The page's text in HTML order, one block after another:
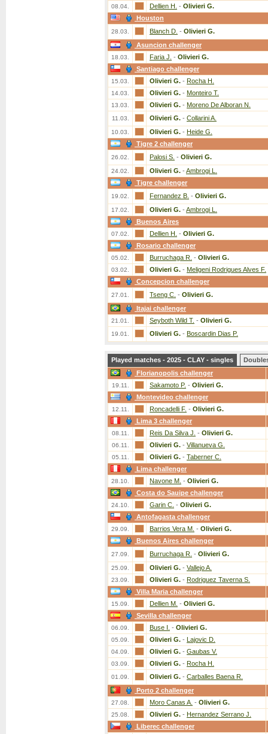
08.04. Dellien H. - Olivieri G.
Houston
28.03. Blanch D. - Olivieri G.
Asuncion challenger
18.03. Faria J. - Olivieri G.
Santiago challenger
15.03. Olivieri G. - Rocha H.
14.03. Olivieri G. - Monteiro T.
13.03. Olivieri G. - Moreno De Alboran N.
11.03. Olivieri G. - Collarini A.
10.03. Olivieri G. - Heide G.
Tigre 2 challenger
26.02. Palosi S. - Olivieri G.
24.02. Olivieri G. - Ambrogi L.
Tigre challenger
19.02. Fernandez B. - Olivieri G.
17.02. Olivieri G. - Ambrogi L.
Buenos Aires
07.02. Dellien H. - Olivieri G.
Rosario challenger
05.02. Burruchaga R. - Olivieri G.
03.02. Olivieri G. - Meligeni Rodrigues Alves F.
Concepcion challenger
27.01. Tseng C. - Olivieri G.
Itajai challenger
21.01. Seyboth Wild T. - Olivieri G.
19.01. Olivieri G. - Boscardin Dias P.
Played matches - 2025 - CLAY - singles
Florianopolis challenger
19.11. Sakamoto P. - Olivieri G.
Montevideo challenger
12.11. Roncadelli F. - Olivieri G.
Lima 3 challenger
08.11. Reis Da Silva J. - Olivieri G.
06.11. Olivieri G. - Villanueva G.
05.11. Olivieri G. - Taberner C.
Lima challenger
28.10. Navone M. - Olivieri G.
Costa do Sauipe challenger
24.10. Garin C. - Olivieri G.
Antofagasta challenger
29.09. Barrios Vera M. - Olivieri G.
Buenos Aires challenger
27.09. Burruchaga R. - Olivieri G.
25.09. Olivieri G. - Vallejo A.
23.09. Olivieri G. - Rodriguez Taverna S.
Villa Maria challenger
15.09. Dellien M. - Olivieri G.
Sevilla challenger
06.09. Buse I. - Olivieri G.
05.09. Olivieri G. - Lajovic D.
04.09. Olivieri G. - Gaubas V.
03.09. Olivieri G. - Rocha H.
01.09. Olivieri G. - Carballes Baena R.
Porto 2 challenger
27.08. Moro Canas A. - Olivieri G.
25.08. Olivieri G. - Hernandez Serrano J.
Liberec challenger